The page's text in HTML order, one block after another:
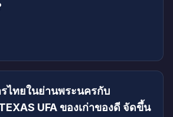
ไทยในย่านพระนครกับ
UFA ของเก่าของดี จัดขึ้น